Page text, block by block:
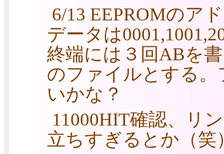
6/13 EEPROMのア
データは
終端には３回ABを
のファイルとする
いかな？
11000HIT確認、リ
立ちすぎるとか（笑